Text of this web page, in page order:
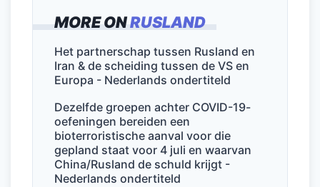
MORE ONRUSLAND
Het partnerschap tussen Rusland en
Iran & de scheiding tussen de VS en
Europa - Nederlands ondertiteld
Dezelfde groepen achter COVID-19-
oefeningen bereiden een
bioterroristische aanval voor die
gepland staat voor 4 juli en waarvan
China/Rusland de schuld krijgt -
Nederlands ondertiteld
e
b
o
o
k
er l
e
dI
n
s
A
p
p
n